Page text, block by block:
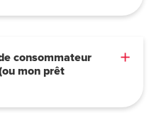
consommateur
mon prêt